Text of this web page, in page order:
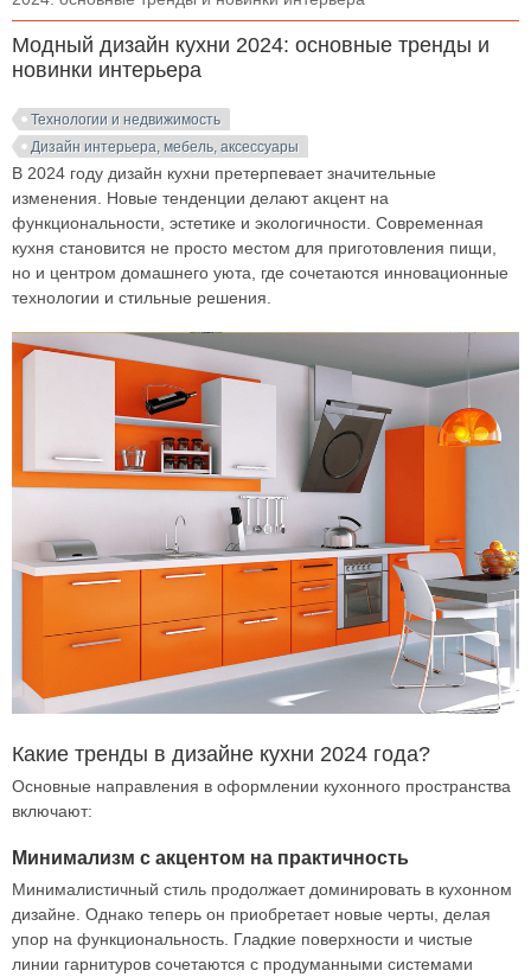
Модный дизайн кухни 2024: основные тренды и
новинки интерьера
Технологии и недвижимость
Дизайн интерьера, мебель, аксессуары
В 2024 году дизайн кухни претерпевает значительные
изменения. Новые тенденции делают акцент на
функциональности, эстетике и экологичности. Современная
кухня становится не просто местом для приготовления пищи,
но и центром домашнего уюта, где сочетаются инновационные
технологии и стильные решения.
Какие тренды в дизайне кухни 2024 года?
Основные направления в оформлении кухонного пространства
включают:
Минимализм с акцентом на практичность
Минималистичный стиль продолжает доминировать в кухонном
дизайне. Однако теперь он приобретает новые черты, делая
упор на функциональность. Гладкие поверхности и чистые
линии гарнитуров сочетаются с продуманными системами